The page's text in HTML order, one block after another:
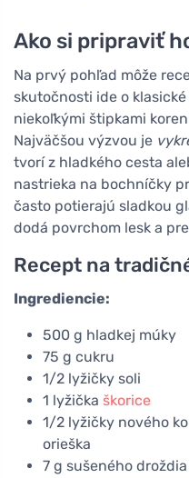
Ako si pripraviť
Na prvý pohľad môže
skutočnosti ide o
niekoľkými štipkami
Najväčšou výzvou je
tvorí z hladkého cesta
nastrieka na bochníčky
často potierajú sladkou
dodá povrchom lesk a
Recept na
Ingrediencie:
500 g hladkej múky
75 g cukru
1/2 lyžičky soli
1 lyžička škorice
1/2 lyžičky nového
orieška
7 g sušeného droždia